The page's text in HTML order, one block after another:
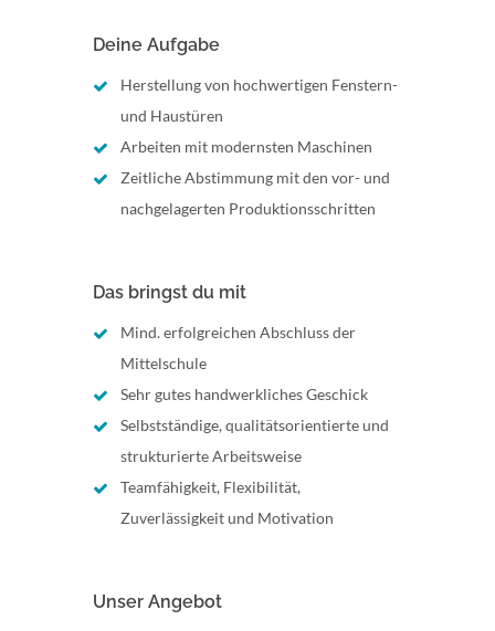
Deine Aufgabe
Herstellung von hochwertigen Fenstern-
und Haustüren
Arbeiten mit modernsten Maschinen
Zeitliche Abstimmung mit den vor- und
nachgelagerten Produktionsschritten
Das bringst du mit
Mind. erfolgreichen Abschluss der
Mittelschule
Sehr gutes handwerkliches Geschick
Selbstständige, qualitätsorientierte und
strukturierte Arbeitsweise
Teamfähigkeit, Flexibilität,
Zuverlässigkeit und Motivation
Unser Angebot